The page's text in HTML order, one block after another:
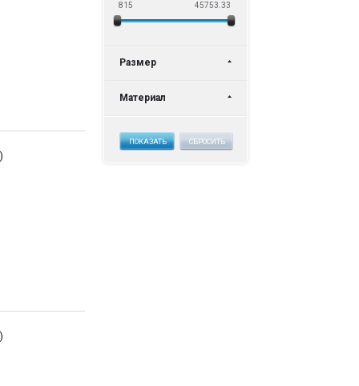
815 45753.33
Размер
Материал
ПОКАЗАТЬ СБРОСИТЬ